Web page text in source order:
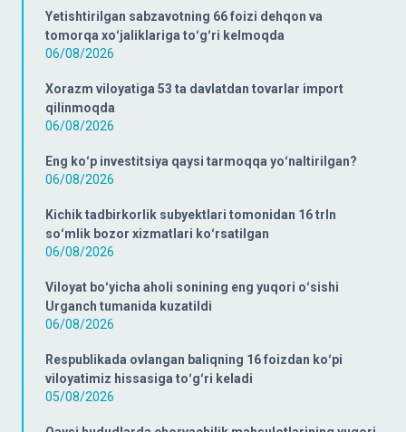
Yetishtirilgan sabzavotning 66 foizi dehqon va
tomorqa xoʻjaliklariga toʻgʻri kelmoqda
06/08/2026
Xorazm viloyatiga 53 ta davlatdan tovarlar import
qilinmoqda
06/08/2026
Eng koʻp investitsiya qaysi tarmoqqa yoʻnaltirilgan?
06/08/2026
Kichik tadbirkorlik subyektlari tomonidan 16 trln
soʻmlik bozor xizmatlari koʻrsatilgan
06/08/2026
Viloyat boʻyicha aholi sonining eng yuqori oʻsishi
Urganch tumanida kuzatildi
06/08/2026
Respublikada ovlangan baliqning 16 foizdan koʻpi
viloyatimiz hissasiga toʻgʻri keladi
05/08/2026